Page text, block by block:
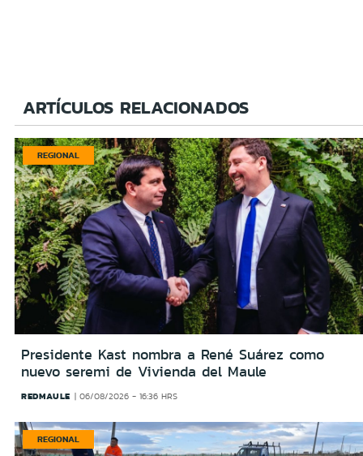
ARTÍCULOS RELACIONADOS
REGIONAL
Presidente Kast nombra a René Suárez como
nuevo seremi de Vivienda del Maule
REDMAULE 06/08/2026 - 16:36 HRS
REGIONAL